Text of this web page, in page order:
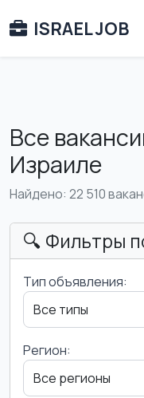
ISRAEL JOB
Все
Израиле
Найдено: 22 510
🔍 Фильтры
Тип объявления:
Регион: